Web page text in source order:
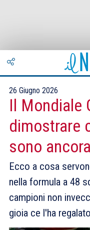
26 Giugno 2026
Il Mondiale
dimostrare
sono
Ecco a cosa
nella formula a 48
campioni non
gioia ce l'ha